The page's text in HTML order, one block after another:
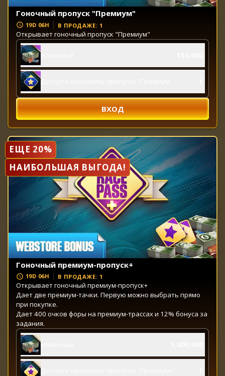
Гоночный пропуск "Премиум"
19D 06H В ПРОДАЖЕ: 1
Открывает гоночный пропуск "Премиум"
Наличные
Доступ к гоночному пропуску "Премиум"
ВХОД
ЕЩЕ 20%
НАИБОЛЬШАЯ ВЫГОДА!
Гоночный премиум-пропуск+
19D 06H В ПРОДАЖЕ: 1
Открывает гоночный премиум-пропуск+
Дает две премиум-тачки. Первую можно выбрать прямо
при покупке.
Дает 400 очков форы на премиум-трассах и 12% бонуса за
задания.
Наличные
Доступ к гоночному пропуску "Премиум+"